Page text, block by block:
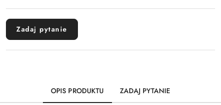
dostawa
Zadaj pytanie
OPIS PRODUKTU ZADAJ PYTANIE